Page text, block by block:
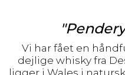
Vi har fået en
dejlige whisky fra
ligger i Wales i